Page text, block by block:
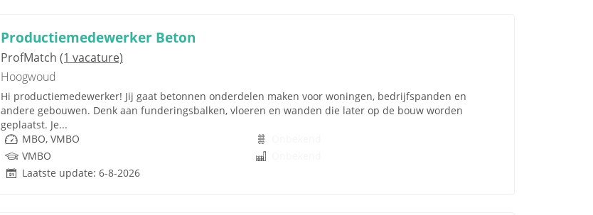
Productiemedewerker Beton
ProfMatch (1 vacature)
Hoogwoud
Hi productiemedewerker! Jij gaat betonnen onderdelen maken voor woningen, bedrijfspanden en
andere gebouwen. Denk aan funderingsbalken, vloeren en wanden die later op de bouw worden
geplaatst. Je...
MBO, VMBO
VMBO
Laatste update: 6-8-2026